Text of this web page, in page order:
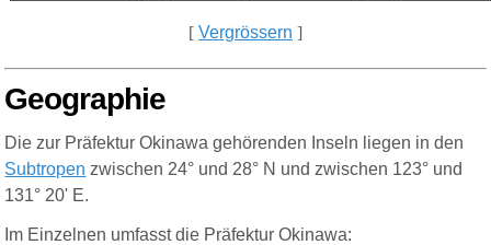
[ Vergrössern ]
Geographie
Die zur Präfektur Okinawa gehörenden Inseln liegen in den
Subtropen zwischen 24° und 28° N und zwischen 123° und
131° 20' E.
Im Einzelnen umfasst die Präfektur Okinawa: